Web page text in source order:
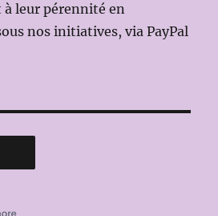
leur pérennité en
nos initiatives, via PayPal